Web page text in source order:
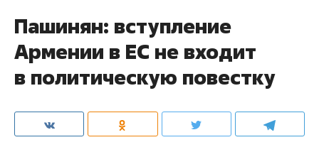
Пашинян: вступление
Армении в ЕС не входит
в политическую повестку